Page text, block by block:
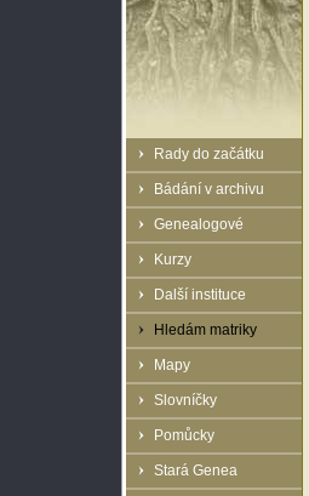
Rady do začátku
Bádání v archivu
Genealogové
Kurzy
Další instituce
Hledám matriky
Mapy
Slovníčky
Pomůcky
Stará Genea